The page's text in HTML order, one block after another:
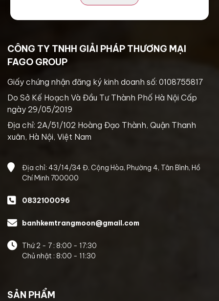
CÔNG TY TNHH GIẢI PHÁP THƯƠNG MẠI
FAGO GROUP
Giấy chứng nhận đăng ký kinh doanh số: 0108755817
Do Sở Kế Hoạch Và Đầu Tư Thành Phố Hà Nội Cấp
ngày 29/05/2019
Địa chỉ: 2A/51/102 Hoàng Đạo Thành, Quận Thanh
xuân, Hà Nội, Việt Nam
Địa chỉ: 43/14/34 Đ. Cộng Hòa, Phường 4, Tân Bình, Hồ
Chí Minh 700000
0832100096
banhkemtrangmoon@gmail.com
Thứ 2 - 7 : 8:00 - 17:30
Chủ nhật : 8:00 - 11:30
SẢN PHẨM